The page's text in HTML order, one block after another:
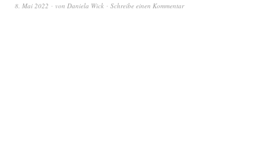
8. Mai 2022 von Daniela Wick Schreibe einen Kommentar